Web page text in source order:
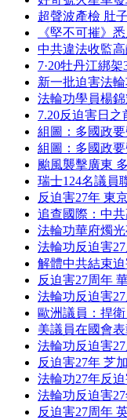
超聲波產檢 肚
《堅不可摧》
中共違法收監
7·20牡丹江綁
新一批迫害法
法輪功學員楊
7.20反迫害日
組圖：多國政要
組圖：多國政要
颱風襲擊廣東
瑞士124名議員
反迫害27年 東
追查國際：中
法輪功華府燭
法輪功反迫害
解體中共結束
反迫害27周年
法輪功反迫害
歐洲議員：捍
美議員在國會
法輪功反迫害
反迫害27年 芝
法輪功27年反
法輪功反迫害
反迫害27周年